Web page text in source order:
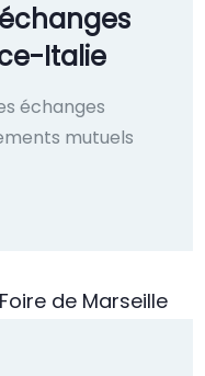
Italie
échanges
mutuels